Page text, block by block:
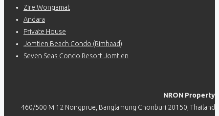
Zire Wongamat
Andara
Private House
Jomtien Beach Condo (Rimhaad)
Seven Seas Condo Resort Jomtien
NRON Property
460/500 M.12 Nongprue, Banglamung Chonburi 20150, Thailand